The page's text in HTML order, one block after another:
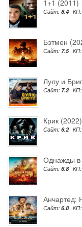
1+1 (2011)
Сайт: 8.4 КП:
Бэтмен
Сайт: 7.5 КП:
Лулу и
Сайт: 7.2 КП:
Крик (2022)
Сайт: 6.2 КП:
Однажды в
Сайт: 6.8 КП:
Анчартед:
Сайт: 6.8 КП: